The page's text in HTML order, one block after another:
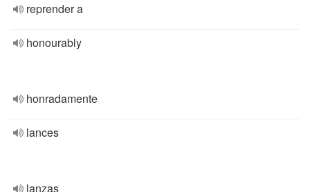
reprender a
honourably
honradamente
lances
lanzas